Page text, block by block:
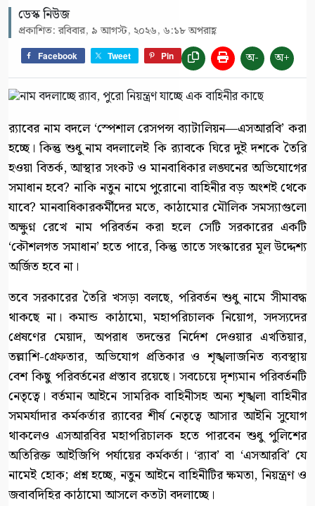
ডেস্ক নিউজ
প্রকাশিত: রবিবার, ৯ আগস্ট, ২০২৬, ৬:১৮ অপরাহ্ণ
Facebook Tweet Pin অ- অ+
র‍্যাবের নাম বদলে ‘স্পেশাল রেসপন্স ব্যাটালিয়ন—এসআরবি’ করা
হচ্ছে। কিন্তু শুধু নাম বদলালেই কি র‍্যাবকে ঘিরে দুই দশকে তৈরি
হওয়া বিতর্ক, আস্থার সংকট ও মানবাধিকার লঙ্ঘনের অভিযোগের
সমাধান হবে? নাকি নতুন নামে পুরোনো বাহিনীর বড় অংশই থেকে
যাবে? মানবাধিকারকর্মীদের মতে, কাঠামোর মৌলিক সমস্যাগুলো
অক্ষুণ্ন রেখে নাম পরিবর্তন করা হলে সেটি সরকারের একটি
‘কৌশলগত সমাধান’ হতে পারে, কিন্তু তাতে সংস্কারের মূল উদ্দেশ্য
অর্জিত হবে না।
তবে সরকারের তৈরি খসড়া বলছে, পরিবর্তন শুধু নামে সীমাবদ্ধ
থাকছে না। কমান্ড কাঠামো, মহাপরিচালক নিয়োগ, সদস্যদের
প্রেষণের মেয়াদ, অপরাধ তদন্তের নির্দেশ দেওয়ার এখতিয়ার,
তল্লাশি-গ্রেফতার, অভিযোগ প্রতিকার ও শৃঙ্খলাজনিত ব্যবস্থায়
বেশ কিছু পরিবর্তনের প্রস্তাব রয়েছে। সবচেয়ে দৃশ্যমান পরিবর্তনটি
নেতৃত্বে। বর্তমান আইনে সামরিক বাহিনীসহ অন্য শৃঙ্খলা বাহিনীর
সমমর্যাদার কর্মকর্তার র‍্যাবের শীর্ষ নেতৃত্বে আসার আইনি সুযোগ
থাকলেও এসআরবির মহাপরিচালক হতে পারবেন শুধু পুলিশের
অতিরিক্ত আইজিপি পর্যায়ের কর্মকর্তা। ‘র‍্যাব’ বা ‘এসআরবি’ যে
নামেই হোক; প্রশ্ন হচ্ছে, নতুন আইনে বাহিনীটির ক্ষমতা, নিয়ন্ত্রণ ও
জবাবদিহির কাঠামো আসলে কতটা বদলাচ্ছে।